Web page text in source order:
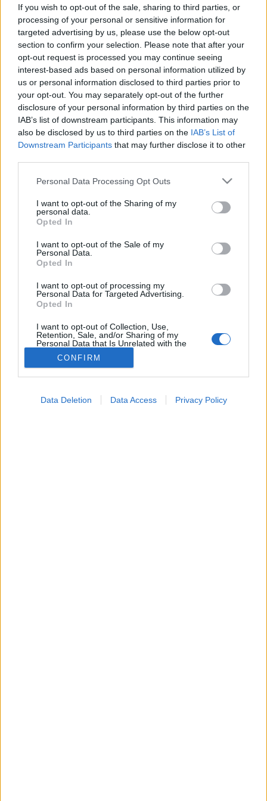
If you wish to opt-out of the sale, sharing to third parties, or
processing of your personal or sensitive information for
targeted advertising by us, please use the below opt-out
section to confirm your selection. Please note that after your
opt-out request is processed you may continue seeing
interest-based ads based on personal information utilized by
us or personal information disclosed to third parties prior to
your opt-out. You may separately opt-out of the further
disclosure of your personal information by third parties on the
IAB’s list of downstream participants. This information may
also be disclosed by us to third parties on the IAB’s List of
Downstream Participants that may further disclose it to other
Please note that this website/app uses one or more Google
not limited to your visit or usage behaviour. You may click to
grant or deny consent to Google and its third-party tags to
use your data for below specified purposes in below Google
consent section.
Personal Data Processing Opt Outs
I want to opt-out of the Sharing of my
personal data.
Opted In
I want to opt-out of the Sale of my
Personal Data.
Opted In
I want to opt-out of processing my
Personal Data for Targeted Advertising.
Opted In
I want to opt-out of Collection, Use,
Retention, Sale, and/or Sharing of my
Personal Data that Is Unrelated with the
Purposes for which it was collected.
Opted Out
CONFIRM
Data Deletion Data Access Privacy Policy
lesz!
2024. június 27. 16:25
Küldés Küldés Messengeren